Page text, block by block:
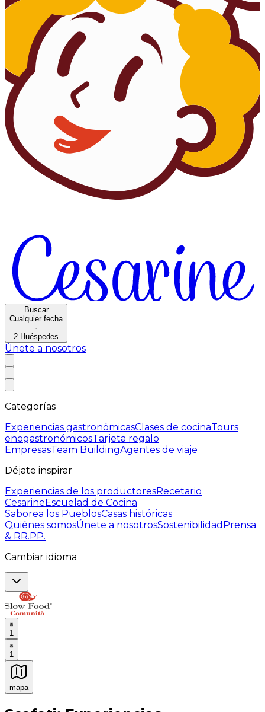
Buscar
Cualquier fecha
·
2 Huéspedes
Únete a nosotros
Categorías
Experiencias gastronómicasClases de cocinaTours
enogastronómicosTarjeta regalo
EmpresasTeam BuildingAgentes de viaje
Déjate inspirar
Experiencias de los productoresRecetario
CesarineEscuelad de Cocina
Saborea los PueblosCasas históricas
Quiénes somosÚnete a nosotrosSostenibilidad Prensa
& RR.PP.
Cambiar idioma
1
1
mapa